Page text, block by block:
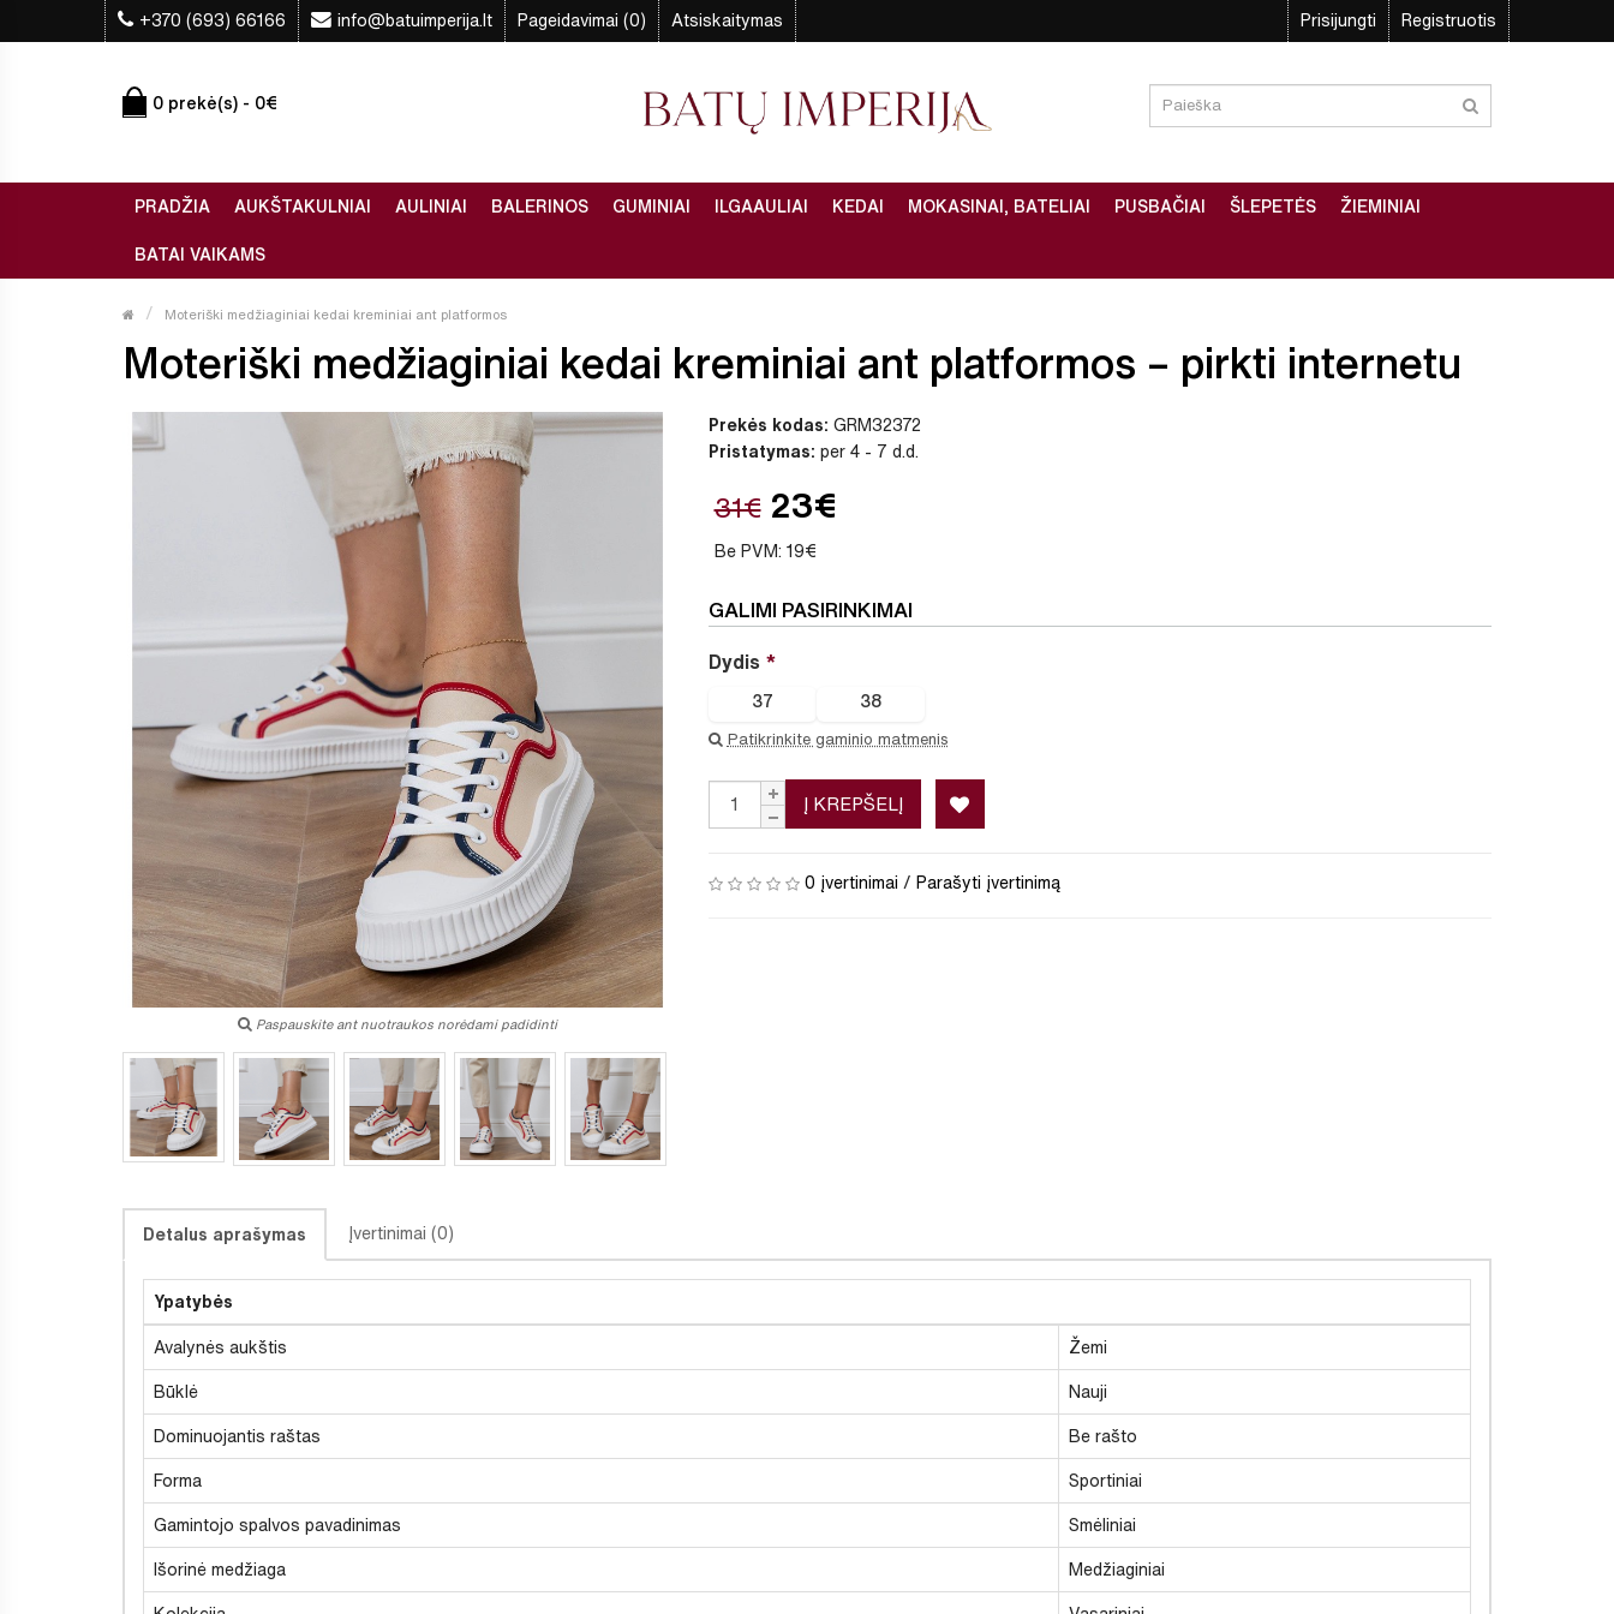
+370 (693) 66166 info@batuimperija.lt Pageidavimai (0) Atsiskaitymas Prisijungti Registruotis
0 prekė(s) - 0€
PRADŽIA AUKŠTAKULNIAI AULINIAI BALERINOS GUMINIAI ILGAAULIAI KEDAI MOKASINAI, BATELIAI PUSBAČIAI ŠLEPETĖS ŽIEMINIAI
BATAI VAIKAMS
Moteriški medžiaginiai kedai kreminiai ant platformos
Moteriški medžiaginiai kedai kreminiai ant platformos – pirkti internetu
Paspauskite ant nuotraukos norėdami padidinti
Prekės kodas: GRM32372
Pristatymas: per 4 - 7 d.d.
31€ 23€
Be PVM: 19€
GALIMI PASIRINKIMAI
Dydis
37 38
Patikrinkite gaminio matmenis
Į KREPŠELĮ
0 įvertinimai / Parašyti įvertinimą
Detalus aprašymas Įvertinimai (0)
Ypatybės
Avalynės aukštis Žemi
Būklė Nauji
Dominuojantis raštas Be rašto
Forma Sportiniai
Gamintojo spalvos pavadinimas Smėliniai
Išorinė medžiaga Medžiaginiai